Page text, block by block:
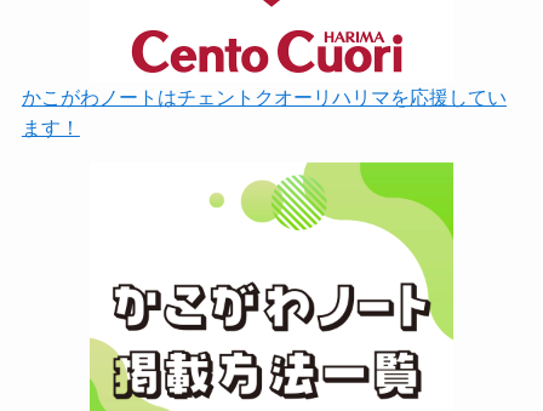
かこがわノートはチェントクオーリハリマを応援してい
ます！